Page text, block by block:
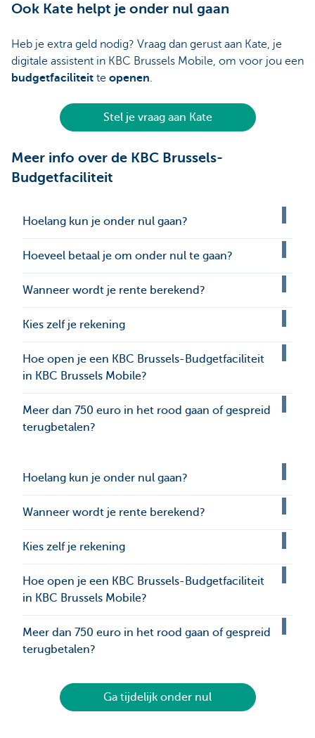
Ook Kate helpt je onder nul gaan
Heb je extra geld nodig? Vraag dan gerust aan Kate, je
digitale assistent in KBC Brussels Mobile, om voor jou een
budgetfaciliteit te openen.
Stel je vraag aan Kate
Meer info over de KBC Brussels-
Budgetfaciliteit
Hoelang kun je onder nul gaan?
Hoeveel betaal je om onder nul te gaan?
Wanneer wordt je rente berekend?
Kies zelf je rekening
Hoe open je een KBC Brussels-Budgetfaciliteit
in KBC Brussels Mobile?
Meer dan 750 euro in het rood gaan of gespreid
terugbetalen?
Hoelang kun je onder nul gaan?
Wanneer wordt je rente berekend?
Kies zelf je rekening
Hoe open je een KBC Brussels-Budgetfaciliteit
in KBC Brussels Mobile?
Meer dan 750 euro in het rood gaan of gespreid
terugbetalen?
Ga tijdelijk onder nul